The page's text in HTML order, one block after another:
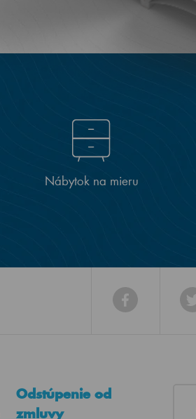
Nábytok na mieru
Odstúpenie od
zmluvy